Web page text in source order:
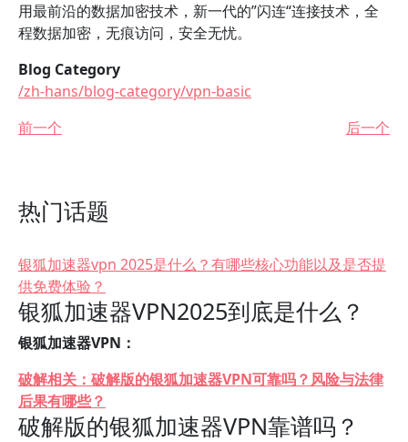
用最前沿的数据加密技术，新一代的”闪连“连接技术，全
程数据加密，无痕访问，安全无忧。
Blog Category
/zh-hans/blog-category/vpn-basic
前一个
后一个
热门话题
银狐加速器vpn 2025是什么？有哪些核心功能以及是否提
供免费体验？
银狐加速器VPN2025到底是什么？
银狐加速器VPN：
破解相关：破解版的银狐加速器VPN可靠吗？风险与法律
后果有哪些？
破解版的银狐加速器VPN靠谱吗？